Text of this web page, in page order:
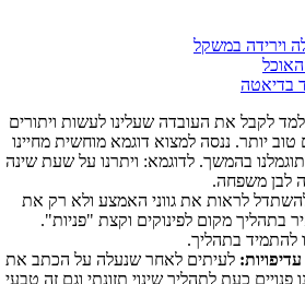
וירידה במשקל
לקבל את העובדה שעלינו לעשות ויתורים
יותר. ננסה למצוא דוגמא מוחשית מחיינו
בהמשך. לדוגמא: ויתרנו על שעת שינה
לבן משפחה.
לראות את גווני האמצע ולא רק את
בתהליך מקום לפינוקים וקצת "פניות".
להתמיד בתהליך.
לעיתים לאחר שנעלה על הכתב את
פנויים כעת לתהליך שינוי תזונתי וגם זה טבעי